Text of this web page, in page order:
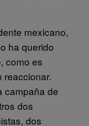
mexicano,
ha querido
como es
reaccionar.
campaña de
dos
dos